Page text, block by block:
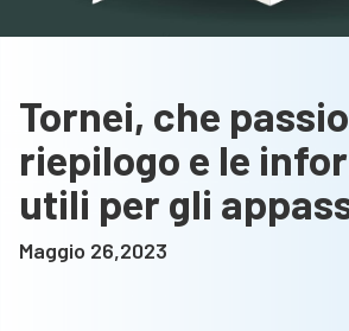
Tornei, che
riepilogo e le
utili per gli
Maggio 26,2023